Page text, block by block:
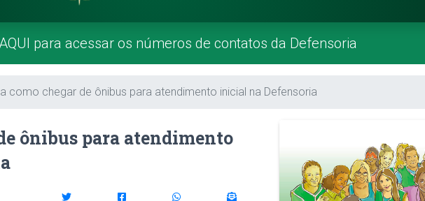
para acessar os números de contatos da Defensoria
como chegar de ônibus para atendimento inicial na Defensoria
ônibus para atendimento